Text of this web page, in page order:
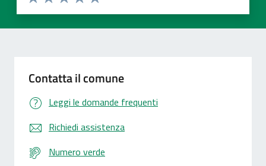
Valuta 5 stelle su 5
Valuta 4 stelle su 5
Valuta 3 stelle su 5
Valuta 2 stelle su 5
Valuta 1 stelle su 5
Contatta il comune
Leggi le domande frequenti
Richiedi assistenza
Numero verde